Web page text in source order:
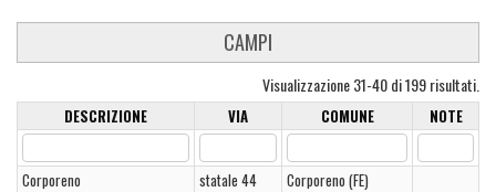
CAMPI
Visualizzazione 31-40 di 199 risultati.
DESCRIZIONE VIA COMUNE NOTE
Corporeno statale 44
Corporeno (FE)